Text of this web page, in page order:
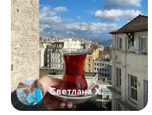
Светлана Х.